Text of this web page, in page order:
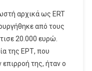
αρχικά ως ERT
από τους
20.000 ευρώ.
της ΕΡΤ, που
επιρροή της, ήταν ο